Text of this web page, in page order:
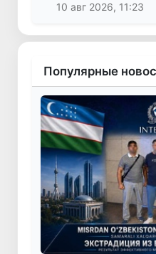
10 авг 2026, 11:23
Популярные